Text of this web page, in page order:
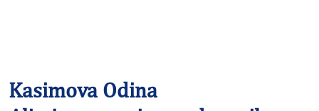
Kasimova Odina